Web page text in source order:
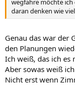
daran denken wie
Genau das war der
den Planungen
Ich weiß, das ich es
Aber sowas weiß
Nicht erst wenn